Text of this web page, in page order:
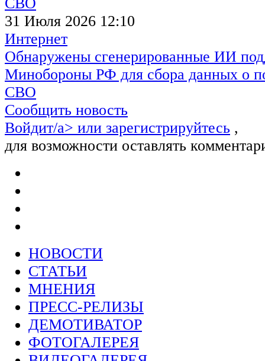
31 Июля 2026 12:10
Интернет
Обнаружены сгенерированные ИИ
Минобороны РФ для сбора данных о
СВО
Сообщить новость
Войдит/a> или зарегистрируйтесь ,
для возможности оставлять
НОВОСТИ
СТАТЬИ
МНЕНИЯ
ПРЕСС-РЕЛИЗЫ
ДЕМОТИВАТОР
ФОТОГАЛЕРЕЯ